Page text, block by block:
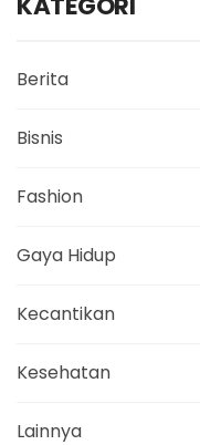
Berita
Bisnis
Fashion
Gaya Hidup
Kecantikan
Kesehatan
Lainnya